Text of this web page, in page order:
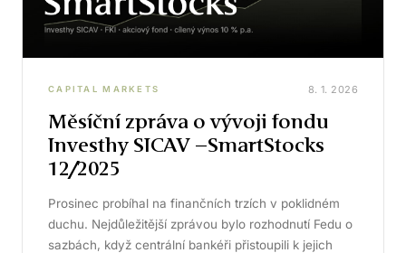
CAPITAL MARKETS 8. 1. 2026
Měsíční zpráva o vývoji fondu
Investhy SICAV –SmartStocks
12/2025
Prosinec probíhal na finančních trzích v poklidném
duchu. Nejdůležitější zprávou bylo rozhodnutí Fedu o
sazbách, když centrální bankéři přistoupili k jejich